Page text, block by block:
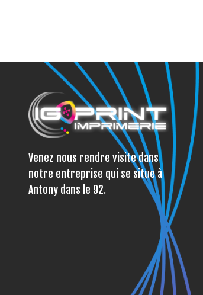
Venez nous rendre visite dans
notre entreprise qui se situe à
Antony dans le 92.